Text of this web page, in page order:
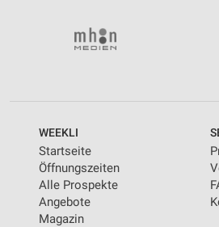
WEEKLI
Startseite
Öffnungszeiten
Alle Prospekte
Angebote
Magazin
Notwendig
Werbung